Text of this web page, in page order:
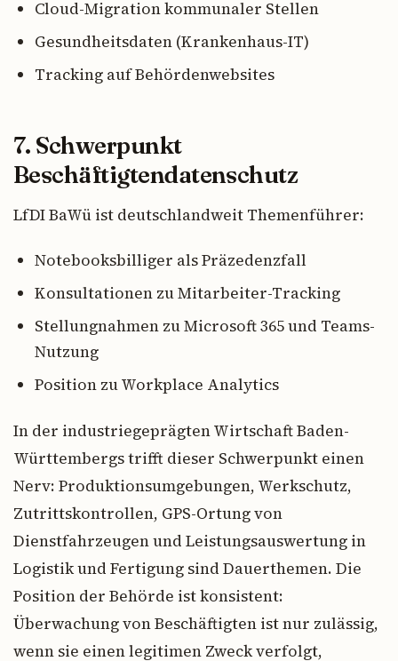
Cloud-Migration kommunaler Stellen
Gesundheitsdaten (Krankenhaus-IT)
Tracking auf Behördenwebsites
7. Schwerpunkt
Beschäftigtendatenschutz
LfDI BaWü ist deutschlandweit Themenführer:
Notebooksbilliger als Präzedenzfall
Konsultationen zu Mitarbeiter-Tracking
Stellungnahmen zu Microsoft 365 und Teams-
Nutzung
Position zu Workplace Analytics
In der industriegeprägten Wirtschaft Baden-
Württembergs trifft dieser Schwerpunkt einen
Nerv: Produktionsumgebungen, Werkschutz,
Zutrittskontrollen, GPS-Ortung von
Dienstfahrzeugen und Leistungsauswertung in
Logistik und Fertigung sind Dauerthemen. Die
Position der Behörde ist konsistent:
Überwachung von Beschäftigten ist nur zulässig,
wenn sie einen legitimen Zweck verfolgt,